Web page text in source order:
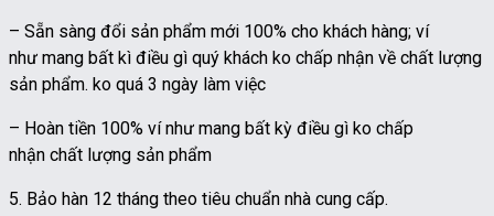
– Sẵn sàng đổi sản phẩm mới 100% cho khách hàng; ví
như mang bất kì điều gì quý khách ko chấp nhận về chất lượng
sản phẩm. ko quá 3 ngày làm việc
– Hoàn tiền 100% ví như mang bất kỳ điều gì ko chấp
nhận chất lượng sản phẩm
5. Bảo hàn 12 tháng theo tiêu chuẩn nhà cung cấp.